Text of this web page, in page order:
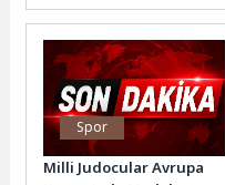
olacağı bir çağa girdik.
Uzmanlara göre, artık risk
tahmininden...
Spor
Milli Judocular Avrupa